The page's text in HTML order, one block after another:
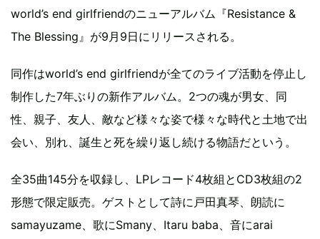
world’s end girlfriendのニューアルバム『Resistance &
The Blessing』が9月9日にリリースされる。
同作はworld’s end girlfriendが全てのライブ活動を停止し
制作した7年ぶりの新作アルバム。2つの魂が男女、同
性、親子、友人、敵など様々な姿で様々な時代と土地で出
会い、別れ、誕生と死を繰り返し続ける物語だという。
全35曲145分を収録し、LPレコード4枚組とCD3枚組の2
形態で限定販売。ゲストとして詩に戸田真琴、朗読に
samayuzame、歌にSmany、Itaru baba、音にarai